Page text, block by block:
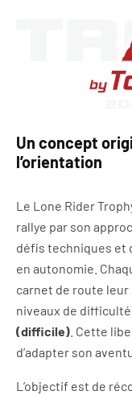
Un concept
l’orientation
Le Lone Rider
rallye par son
défis techniques et
en autonomie.
carnet de route
niveaux de
(difficile) . Cette
d’adapter son
L’objectif est de